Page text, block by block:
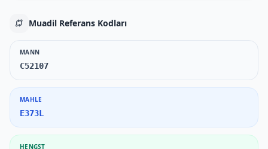
Muadil Referans Kodları
MANN
C52107
MAHLE
E373L
HENGST